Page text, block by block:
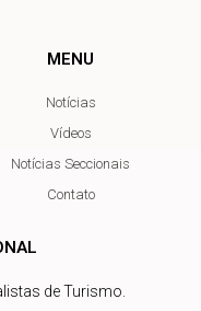
MENU
Notícias
Vídeos
Notícias Seccionais
Contato
de Turismo.